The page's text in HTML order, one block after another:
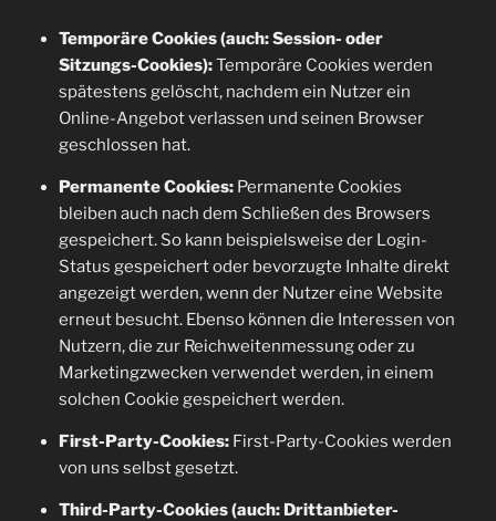
Temporäre Cookies (auch: Session- oder
Sitzungs-Cookies):Temporäre Cookies werden
spätestens gelöscht, nachdem ein Nutzer ein
Online-Angebot verlassen und seinen Browser
geschlossen hat.
Permanente Cookies:Permanente Cookies
bleiben auch nach dem Schließen des Browsers
gespeichert. So kann beispielsweise der Login-
Status gespeichert oder bevorzugte Inhalte direkt
angezeigt werden, wenn der Nutzer eine Website
erneut besucht. Ebenso können die Interessen von
Nutzern, die zur Reichweitenmessung oder zu
Marketingzwecken verwendet werden, in einem
solchen Cookie gespeichert werden.
First-Party-Cookies:First-Party-Cookies werden
von uns selbst gesetzt.
Third-Party-Cookies (auch: Drittanbieter-